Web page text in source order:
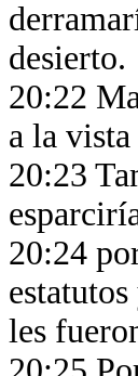
desierto.
20:22
a la
20:23
20:24
les